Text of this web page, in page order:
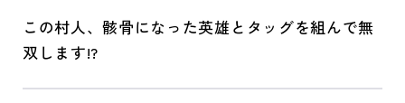
この村人、骸骨になった英雄とタッグを組んで無
双します!?